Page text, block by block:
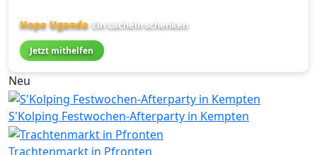
Hope Uganda Ein Lächeln schenken
Jetzt mithelfen
Neu
S'Kolping Festwochen-Afterparty in Kempten
Trachtenmarkt in Pfronten